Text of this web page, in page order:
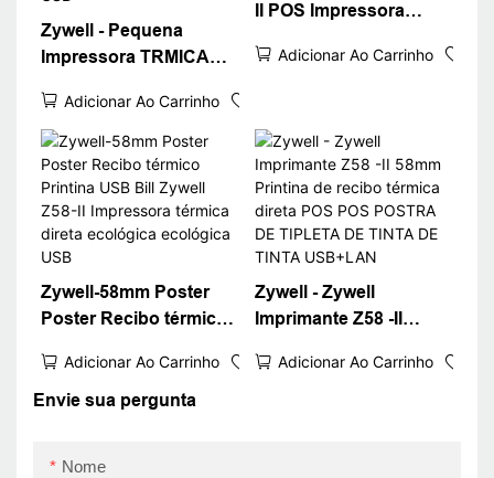
Zywell - Pequena
Impressora TRMICA
de recibo térmica com
Poster Driver Paper
PRESTER USB USB
USB
Adicionar Ao Carrinho
II POS Impressora
Impressora de recibo
Adicionar Ao Carrinho
Zywell-58mm Poster
Poster Recibo térmico
Z58-II Impressora
térmica direta
Adicionar Ao Carrinho
Zywell - Zywell
Imprimante Z58 -II
recibo térmica direta
Adicionar Ao Carrinho
Envie sua pergunta
Nome